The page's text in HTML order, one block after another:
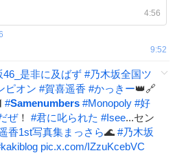
4:56
9:52
46_是非に及ばず #乃木坂全国ツ
ピオン #賀喜遥香 #かっきー👑🔗
#Samenumbers #Monopoly #好
ぜ！ #君に叱られた #Isee...セン
香1st写真集まっさら🌊 #乃木坂
kakiblog pic.x.com/IZzuKcebVC